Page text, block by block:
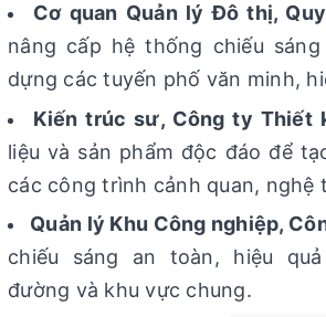
Cơ quan Quản lý Đô thị,
nâng cấp hệ thống chiếu
dựng các tuyến phố văn minh,
Kiến trúc sư, Công ty Thiết
liệu và sản phẩm độc đáo để
các công trình cảnh quan, nghệ
Quản lý Khu Công nghiệp,
chiếu sáng an toàn, hiệu
đường và khu vực chung.